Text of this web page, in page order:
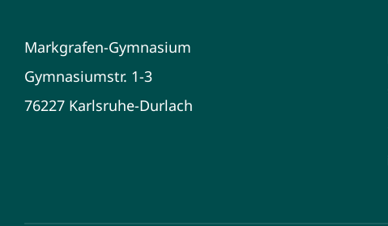
Markgrafen-Gymnasium
Gymnasiumstr. 1-3
76227 Karlsruhe-Durlach